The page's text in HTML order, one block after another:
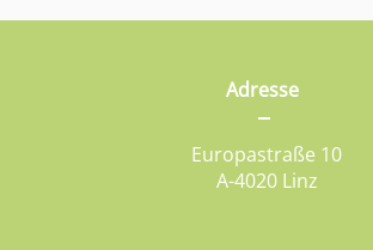
Adresse
Europastraße 10
A-4020 Linz